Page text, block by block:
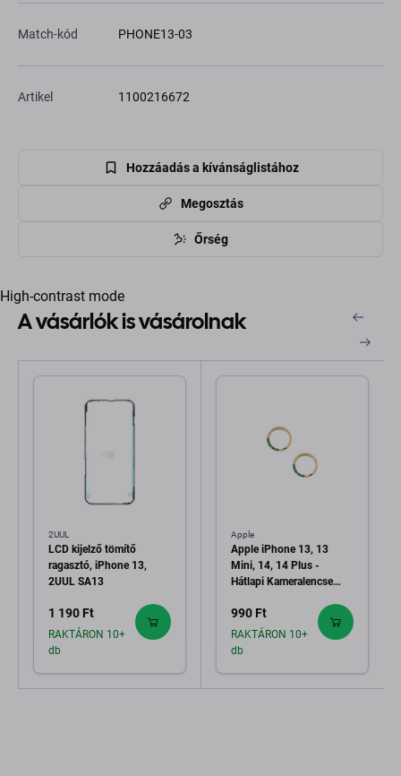
Match-kód PHONE13-03
Artikel 1100216672
Hozzáadás a kívánságlistához
Megosztás
Őrség
High-contrast mode
A vásárlók is vásárolnak
2UUL
LCD kijelző tömítő
ragasztó, iPhone 13,
2UUL SA13
1 190 Ft
RAKTÁRON 10+
db
Apple
Apple iPhone 13, 13
Mini, 14, 14 Plus -
Hátlapi Kameralencse
2db
990 Ft
RAKTÁRON 10+
db